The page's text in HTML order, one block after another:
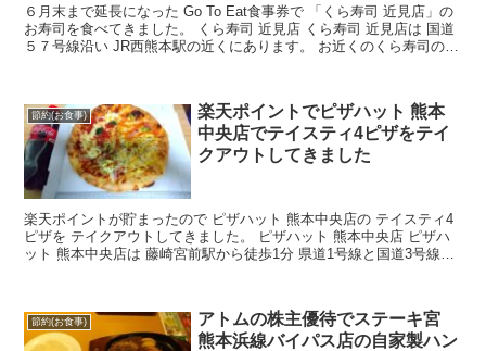
６月末まで延長になった Go To Eat食事券で 「くら寿司 近見店」の
お寿司を食べてきました。 くら寿司 近見店 くら寿司 近見店は 国道
５７号線沿い JR西熊本駅の近くにあります。 お近くのくら寿司の店
節約(お食事)
楽天ポイントでピザハット 熊本
中央店でテイスティ4ピザをテイ
クアウトしてきました
楽天ポイントが貯まったので ピザハット 熊本中央店の テイスティ4
ピザを テイクアウトしてきました。 ピザハット 熊本中央店 ピザハ
ット 熊本中央店は 藤崎宮前駅から徒歩1分 県道1号線と国道3号線の
節約(お食事)
アトムの株主優待でステーキ宮
熊本浜線バイパス店の自家製ハン